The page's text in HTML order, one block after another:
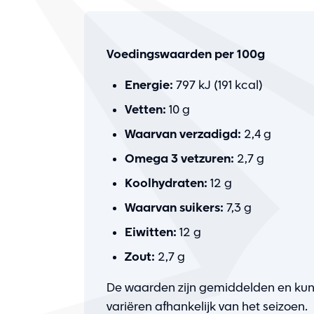
Voedingswaarden per 100g
Energie: 797 kJ (191 kcal)
Vetten: 10 g
Waarvan verzadigd: 2,4 g
Omega 3 vetzuren: 2,7 g
Koolhydraten: 12 g
Waarvan suikers: 7,3 g
Eiwitten: 12 g
Zout: 2,7 g
De waarden zijn gemiddelden en
variëren afhankelijk van het seizoen.